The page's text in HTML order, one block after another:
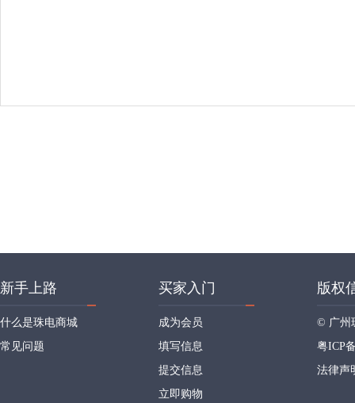
新手上路
什么是珠电商城
常见问题
买家入门
成为会员
填写信息
提交信息
立即购物
版权
© 广州
粤ICP
法律